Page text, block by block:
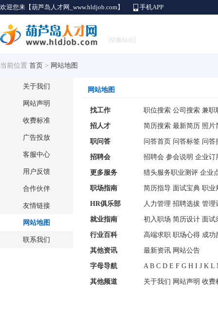
欢迎您来【葫芦岛人才网_www.hldjob.com】 手机APP
[切换站点]
当前位置 首页 > 网站地图
关于我们
网站声明
收费标准
广告投放
客服中心
用户反馈
合作伙伴
友情链接
网站地图
联系我们
网站地图
找工作 职位搜索 公司搜索 兼职
招人才 简历搜索 最新简历 照片
职问答 问答首页 问答标签 问答
招聘会 招聘会 参会说明 企业订
更多服务 猎头服务职业测评 企业
职场指南 简历指导 面试宝典 职业
HR俱乐部 人力管理 招聘选拔 管理
就业指南 初入职场 简历设计 面试
行业百科 高端求职 职场心得 成功
其他资讯 最新资讯 网站公告
字母导航 A B C D E F G H I J K L
其他频道 关于我们 网站声明 收费